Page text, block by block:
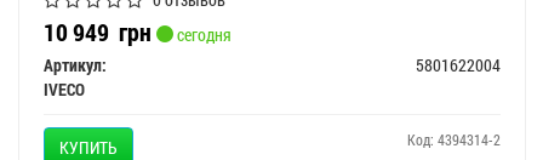
10 949 грн
сегодня
Артикул:
5801622004
IVECO
КУПИТЬ Код: 4394314-2